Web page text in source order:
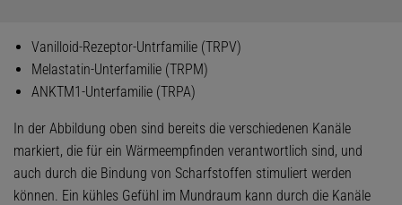
Vanilloid-Rezeptor-Untrfamilie (TRPV)
Melastatin-Unterfamilie (TRPM)
ANKTM1-Unterfamilie (TRPA)
In der Abbildung oben sind bereits die verschiedenen Kanäle
markiert, die für ein Wärmeempfinden verantwortlich sind, und
auch durch die Bindung von Scharfstoffen stimuliert werden
können. Ein kühles Gefühl im Mundraum kann durch die Kanäle